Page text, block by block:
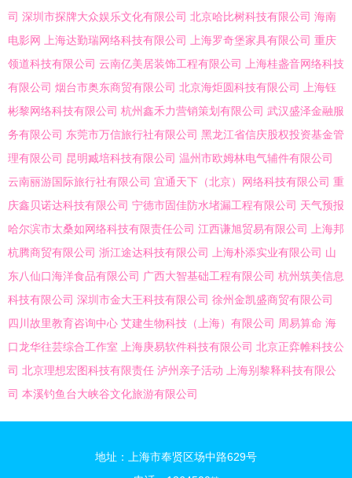
司 深圳市探牌大众娱乐文化有限公司 北京哈比树科技有限公司 海南
电影网
上海达勤瑞网络科技有限公司 上海罗奇堡家具有限公司 重庆
领道科技有限公司 云南亿美居装饰工程有限公司
上海桂盏音网络科技
有限公司 烟台市奥东商贸有限公司 北京海炬圆科技有限公司
上海钰
彬黎网络科技有限公司 杭州鑫禾力营销策划有限公司 武汉盛泽金融服
务有限公司 东莞市万信旅行社有限公司 黑龙江省信庆股权投资基金管
理有限公司 昆明臧培科技有限公司 温州市欧姆林电气辅件有限公司
云南丽游国际旅行社有限公司 宜通天下（北京）网络科技有限公司 重
庆鑫贝诺达科技有限公司 宁德市固佳防水堵漏工程有限公司 天气预报
哈尔滨市太桑如网络科技有限责任公司 江西谦旭贸易有限公司
上海邦
杭腾商贸有限公司 浙江途达科技有限公司 上海朴添实业有限公司 山
东八仙口海洋食品有限公司 广西大智基础工程有限公司 杭州筑美信息
科技有限公司 深圳市金大王科技有限公司 徐州金凯盛商贸有限公司
四川故里教育咨询中心 艾建生物科技（上海）有限公司 周易算命 海
口龙华往芸综合工作室
上海庚易软件科技有限公司 北京正弈帷科技公
司 北京理想宏图科技有限责任 泸州亲子活动
上海别黎释科技有限公
司 本溪钓鱼台大峡谷文化旅游有限公司
地址：上海市奉贤区场中路629号